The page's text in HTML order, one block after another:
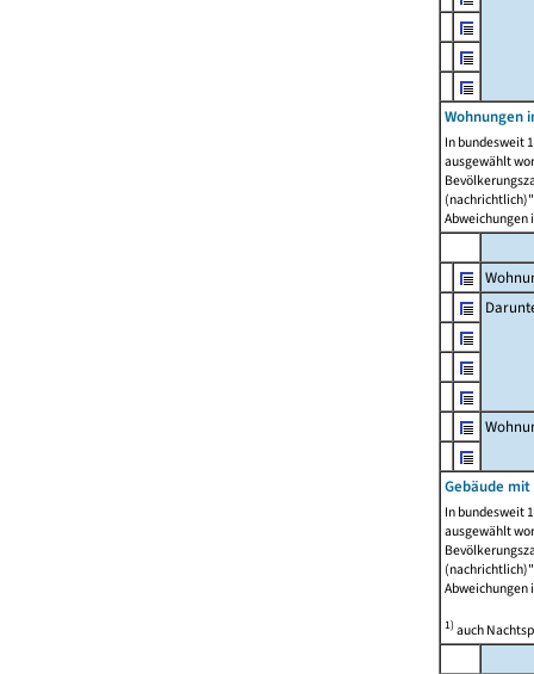
Wohnungen
In bundesweit
ausgewählt
Abweichungen
Gebäude
In bundesweit
ausgewählt
Abweichungen
1)auch